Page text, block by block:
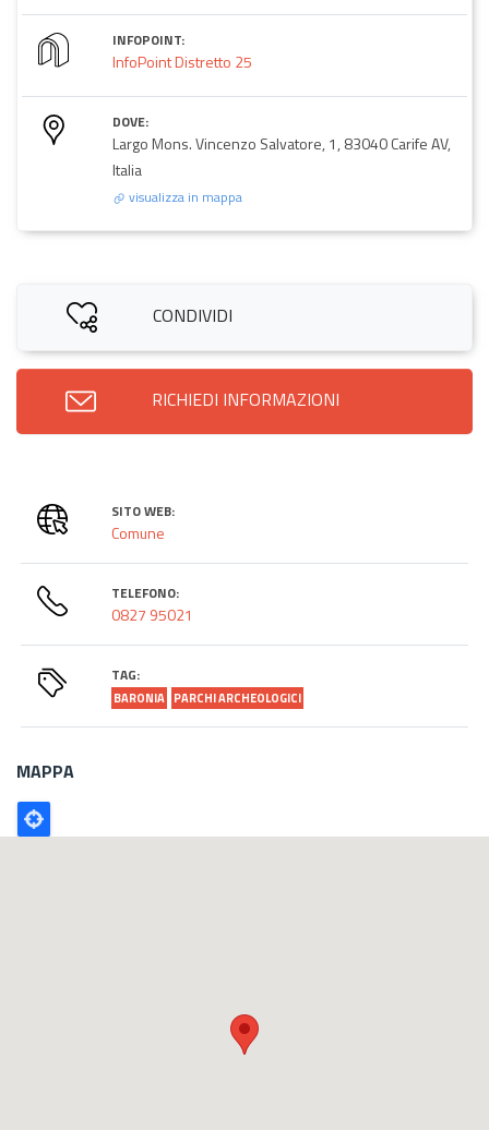
INFOPOINT:
InfoPoint Distretto 25
DOVE:
Largo Mons. Vincenzo Salvatore, 1, 83040 Carife AV,
Italia
visualizza in mappa
CONDIVIDI
RICHIEDI INFORMAZIONI
SITO WEB:
Comune
TELEFONO:
0827 95021
TAG:
BARONIA PARCHI ARCHEOLOGICI
MAPPA
Poligono
GEO